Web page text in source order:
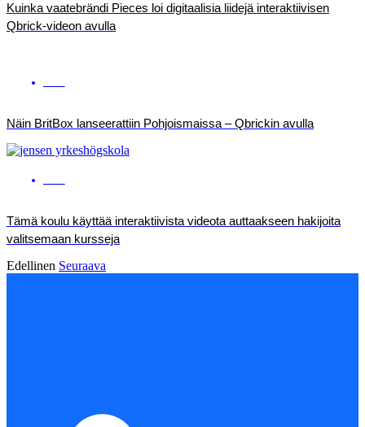
Kuinka vaatebrändi Pieces loi digitaalisia liidejä interaktiivisen
Qbrick-videon avulla
Näin BritBox lanseerattiin Pohjoismaissa – Qbrickin avulla
Tämä koulu käyttää interaktiivista videota auttaakseen hakijoita
valitsemaan kursseja
Edellinen Seuraava